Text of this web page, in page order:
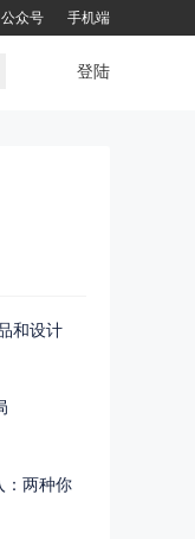
公众号 手机端
登陆
和设计
：两种你